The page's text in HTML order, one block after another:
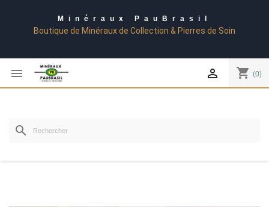
Minéraux PauBrasil
Boutique de Minéraux de Collection & Pierres de Soin
 shopping_cart (0)

search